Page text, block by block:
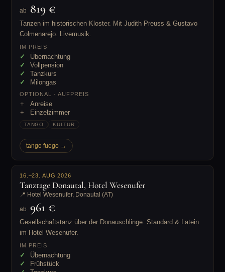
ab 819 €
Tanzen im historischen Kloster. Mit Judith Preuss & Gustavo
Colmenarejo. Livemusik.
IM PREIS
Übernachtung
Vollpension
Tanzkurs
Milongas
OPTIONAL · AUFPREIS
Anreise
Einzelzimmer
TANGO KULTUR
tango fuego →
16.–23. AUG 2026
Tanztage Donautal, Hotel Wesenufer
📍 Hotel Wesenufer, Donautal (AT)
ab 961 €
Gesellschaftstanz über der Donauschlinge: Standard & Latein
im Hotel Wesenufer.
IM PREIS
Übernachtung
Frühstück